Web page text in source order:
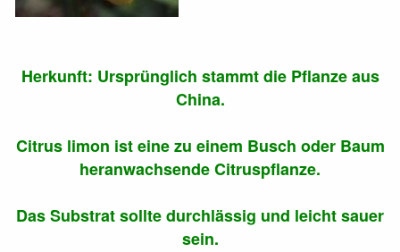
Herkunft: Ursprünglich stammt die Pflanze aus
China.
Citrus limon ist eine zu einem Busch oder Baum
heranwachsende Citruspflanze.
Das Substrat sollte durchlässig und leicht sauer
sein.